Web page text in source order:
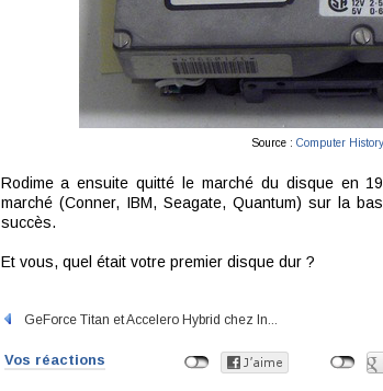
Source : Computer
Rodime a ensuite quitté le marché du disque en
marché (Conner, IBM, Seagate, Quantum) sur la
succès.
Et vous, quel était votre premier disque dur ?
GeForce Titan et Accelero Hybrid chez In...
Vos réactions